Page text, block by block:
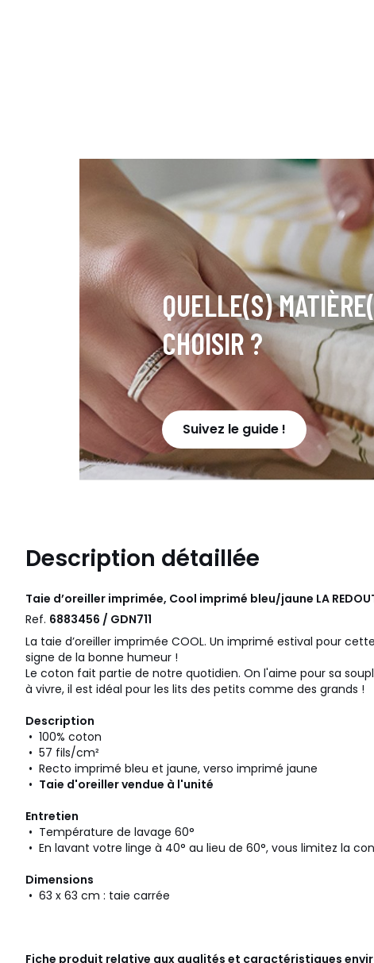
QUELLE(S)
CHOISIR ?
Suivez le guide !
Description détaillée
Taie d’oreiller imprimée, Cool imprimé bleu/jaune LA
Ref. 6883456 / GDN711
La taie d’oreiller imprimée COOL. Un imprimé estival pour
signe de la bonne humeur !
Le coton fait partie de notre quotidien. On l'aime pour sa
à vivre, il est idéal pour les lits des petits comme des grands !
Description
• 100% coton
• 57 fils/cm²
• Recto imprimé bleu et jaune, verso imprimé jaune
• Taie d'oreiller vendue à l'unité
Entretien
• Température de lavage 60°
• En lavant votre linge à 40° au lieu de 60°, vous limitez la
Dimensions
• 63 x 63 cm : taie carrée
Fiche produit relative aux qualités et caractéristiques